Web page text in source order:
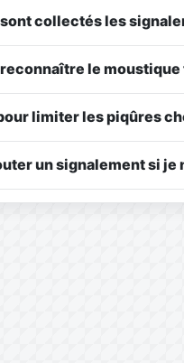
collectés les
le moustique
limiter les piqûres
un signalement si je